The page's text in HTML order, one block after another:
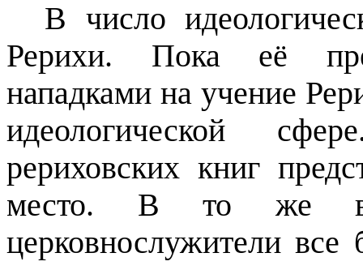
В число
Рерихи. Пока её
нападками на учение
идеологической
рериховских книг
место. В то же
церковнослужители все